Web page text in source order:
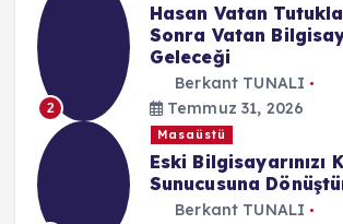
2
Hasan Vatan
Sonra Vatan
Geleceği
Berkant TUNALI
Temmuz 31, 2026
Masaüstü
Eski Bilgisayarınızı
Sunucusuna
Berkant TUNALI